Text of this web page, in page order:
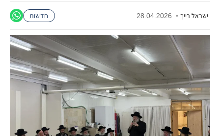
ישראל רייך •
28.04.2026 חדשות